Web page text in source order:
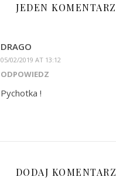
JEDEN KOMENTARZ
DRAGO
05/02/2019 AT 13:12
ODPOWIEDZ
Pychotka !
DODAJ KOMENTARZ